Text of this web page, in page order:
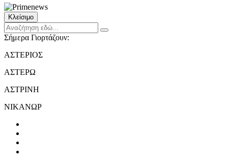
Κλείσιμο
Σήμερα Γιορτάζουν:
ΑΣΤΕΡΙΟΣ
ΑΣΤΕΡΩ
ΑΣΤΡΙΝΗ
ΝΙΚΑΝΩΡ